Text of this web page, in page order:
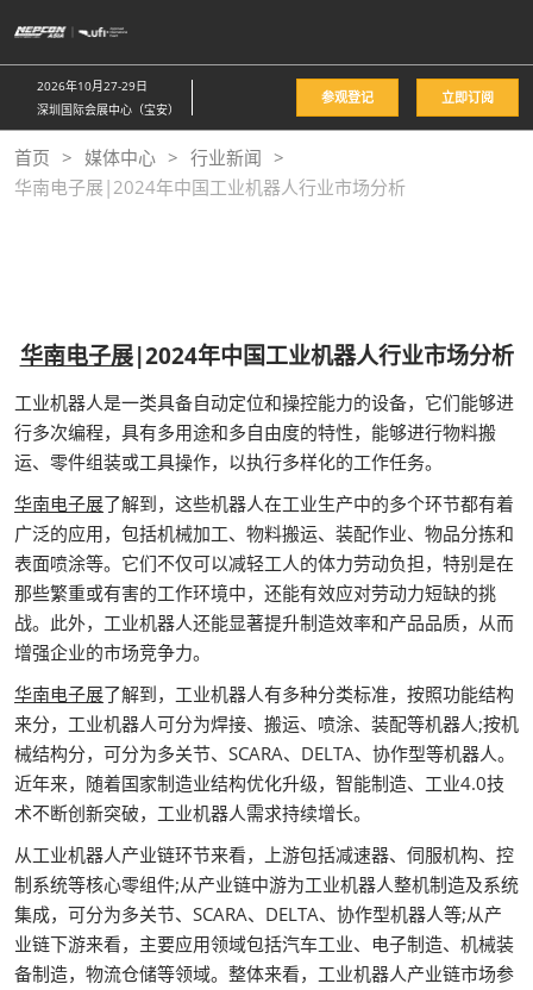
接
跳
至
内
容
2026年10月27-29日
深圳国际会展中心（宝安）
参观登记 立即订阅
首页 媒体中心
行业新闻
华南电子展|2024年中国工业机器人行业市场分析
华南电子展|2024年中国工业机器人行业市场分析
工业机器人是一类具备自动定位和操控能力的设备，它们能够进
行多次编程，具有多用途和多自由度的特性，能够进行物料搬
运、零件组装或工具操作，以执行多样化的工作任务。
华南电子展了解到，这些机器人在工业生产中的多个环节都有着
广泛的应用，包括机械加工、物料搬运、装配作业、物品分拣和
表面喷涂等。它们不仅可以减轻工人的体力劳动负担，特别是在
那些繁重或有害的工作环境中，还能有效应对劳动力短缺的挑
战。此外，工业机器人还能显著提升制造效率和产品品质，从而
增强企业的市场竞争力。
华南电子展了解到，工业机器人有多种分类标准，按照功能结构
来分，工业机器人可分为焊接、搬运、喷涂、装配等机器人;按机
械结构分，可分为多关节、SCARA、DELTA、协作型等机器人。
近年来，随着国家制造业结构优化升级，智能制造、工业4.0技
术不断创新突破，工业机器人需求持续增长。
从工业机器人产业链环节来看，上游包括减速器、伺服机构、控
制系统等核心零组件;从产业链中游为工业机器人整机制造及系统
集成，可分为多关节、SCARA、DELTA、协作型机器人等;从产
业链下游来看，主要应用领域包括汽车工业、电子制造、机械装
备制造，物流仓储等领域。整体来看，工业机器人产业链市场参